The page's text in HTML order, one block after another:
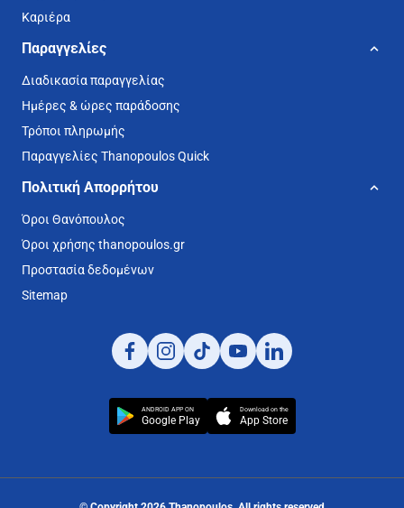
Καριέρα
Παραγγελίες
Διαδικασία παραγγελίας
Ημέρες & ώρες παράδοσης
Τρόποι πληρωμής
Παραγγελίες Thanopoulos Quick
Πολιτική Απορρήτου
Όροι Θανόπουλος
Όροι χρήσης thanopoulos.gr
Προστασία δεδομένων
Sitemap
ANDROID APP ON
Google Play
Download on the
App Store